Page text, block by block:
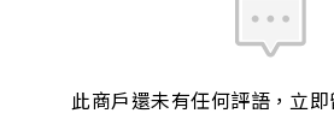
此商戶還未有任何評語，立即